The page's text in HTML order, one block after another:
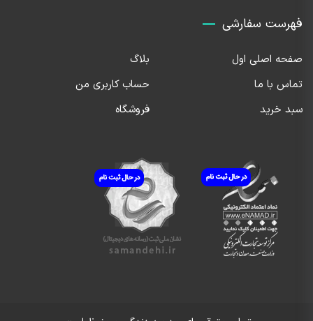
فهرست سفارشی
صفحه اصلی اول
بلاگ
تماس با ما
حساب کاربری من
سبد خرید
فروشگاه